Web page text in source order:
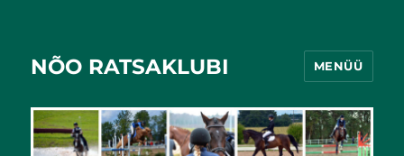
NÕO RATSAKLUBI MENÜÜ